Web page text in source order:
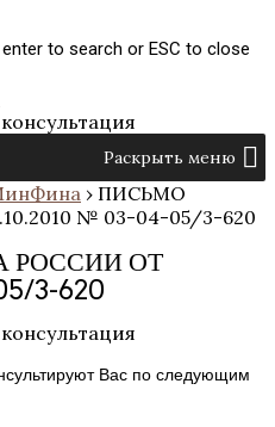
to search or ESC to close
Раскрыть меню
› ПИСЬМО
№ 03-04-05/3-620
ОТ
3-620
Вас по следующим